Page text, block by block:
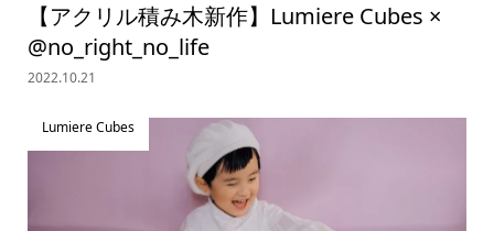
【アクリル積み木新作】Lumiere Cubes ×
@no_right_no_life
2022.10.21
Lumiere Cubes